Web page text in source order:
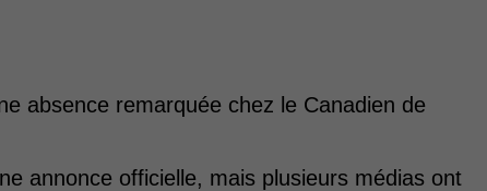
absence remarquée chez le Canadien de
annonce officielle, mais plusieurs médias ont